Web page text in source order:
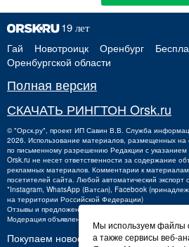
Гай Новотроицк Оренбург
Оренбургской области
Полная версия
СКАЧАТЬ РИНГТОН Orsk.ru
©"Орск.ру", проект ИП Савин В.В. Служба
2026. Использование материалов, размещенных на
по письменному разрешению Редакции с указанием
Orsk.ru не несет ответственности за содержание
рекламных материалов. Комментарии к
посетителей сайта. Любой автоматический
*Instagram, WhatsApp (Ватсап), Facebook
на территории Российской Федерации)
Отзывы и предложения о работе портала:
Модерация объявлений +7 (3537) 32-71-28
Покупаем новости:
Мы используем файлы
а также сервисы веб-